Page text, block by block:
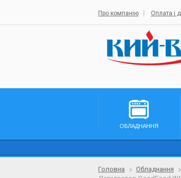
Про компанію Оплата і
ОБЛАДНАННЯ
Головна Обладнання